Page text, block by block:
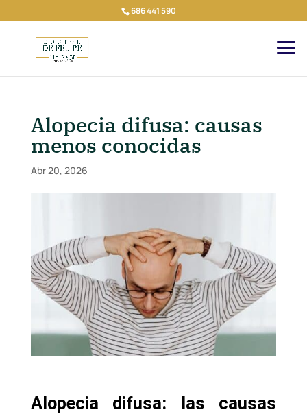
686 441 590
Alopecia difusa: causas
menos conocidas
Abr 20, 2026
Alopecia difusa: las causas